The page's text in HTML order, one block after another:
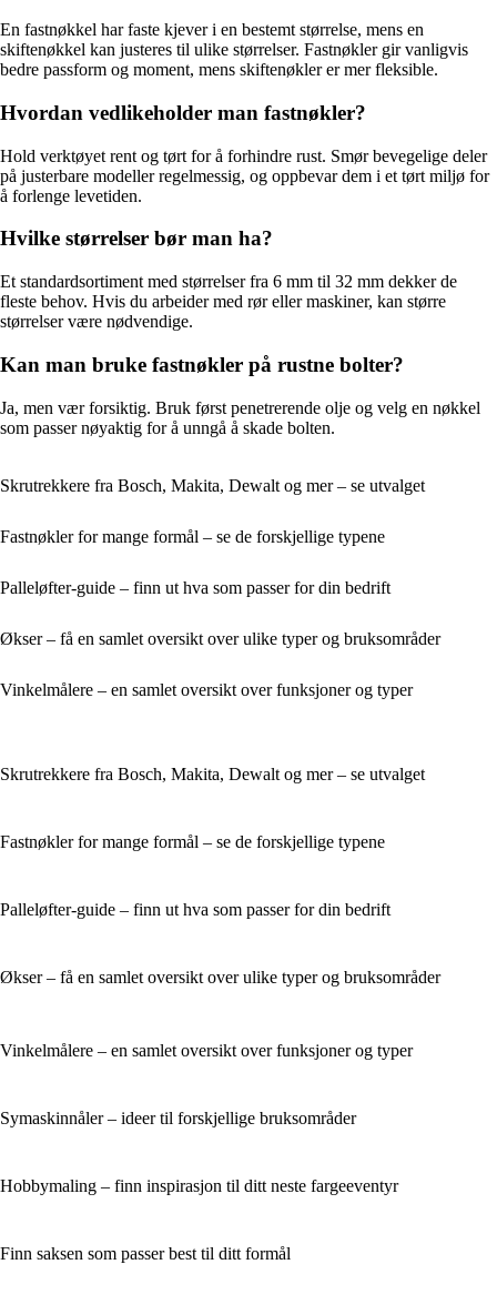
En fastnøkkel har faste kjever i en bestemt størrelse, mens en
skiftenøkkel kan justeres til ulike størrelser. Fastnøkler gir vanligvis
bedre passform og moment, mens skiftenøkler er mer fleksible.
Hvordan vedlikeholder man fastnøkler?
Hold verktøyet rent og tørt for å forhindre rust. Smør bevegelige deler
på justerbare modeller regelmessig, og oppbevar dem i et tørt miljø for
å forlenge levetiden.
Hvilke størrelser bør man ha?
Et standardsortiment med størrelser fra 6 mm til 32 mm dekker de
fleste behov. Hvis du arbeider med rør eller maskiner, kan større
størrelser være nødvendige.
Kan man bruke fastnøkler på rustne bolter?
Ja, men vær forsiktig. Bruk først penetrerende olje og velg en nøkkel
som passer nøyaktig for å unngå å skade bolten.
Skrutrekkere fra Bosch, Makita, Dewalt og mer – se utvalget
Fastnøkler for mange formål – se de forskjellige typene
Palleløfter-guide – finn ut hva som passer for din bedrift
Økser – få en samlet oversikt over ulike typer og bruksområder
Vinkelmålere – en samlet oversikt over funksjoner og typer
Skrutrekkere fra Bosch, Makita, Dewalt og mer – se utvalget
Fastnøkler for mange formål – se de forskjellige typene
Palleløfter-guide – finn ut hva som passer for din bedrift
Økser – få en samlet oversikt over ulike typer og bruksområder
Vinkelmålere – en samlet oversikt over funksjoner og typer
Symaskinnåler – ideer til forskjellige bruksområder
Hobbymaling – finn inspirasjon til ditt neste fargeeventyr
Finn saksen som passer best til ditt formål